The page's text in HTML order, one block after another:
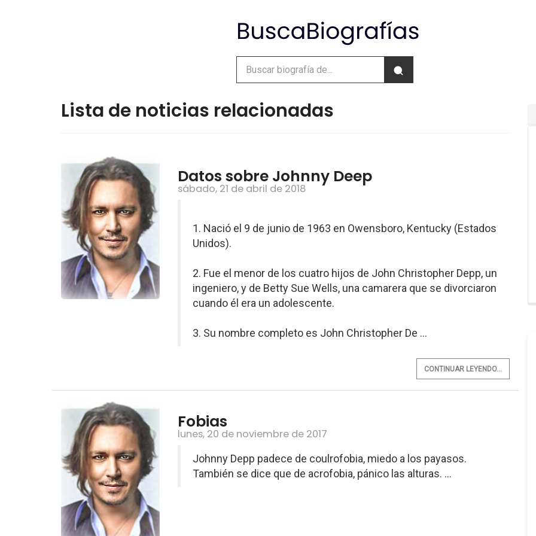
Lista de noticias relacionadas
Datos sobre Johnny Deep
sábado, 21 de abril de 2018
1. Nació el 9 de junio de 1963 en Owensboro, Kentucky (Estados
Unidos).
2. Fue el menor de los cuatro hijos de John Christopher Depp, un
ingeniero, y de Betty Sue Wells, una camarera que se divorciaron
cuando él era un adolescente.
3. Su nombre completo es John Christopher De ...
CONTINUAR LEYENDO...
Fobias
lunes, 20 de noviembre de 2017
Johnny Depp padece de coulrofobia, miedo a los payasos.
También se dice que de acrofobia, pánico las alturas. ...